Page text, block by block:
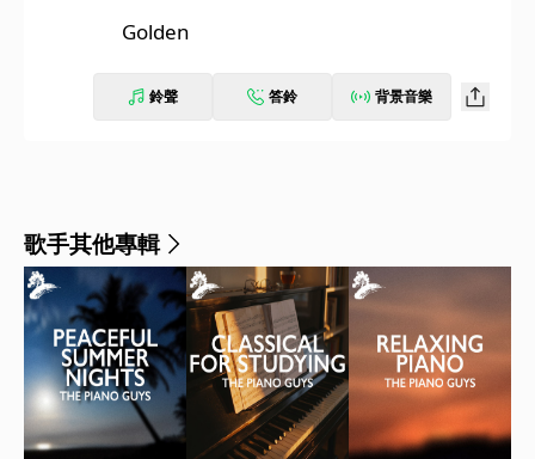
Golden
鈴聲 答鈴 背景音樂
歌手其他專輯